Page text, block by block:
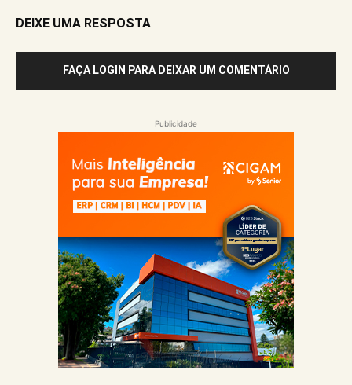
DEIXE UMA RESPOSTA
FAÇA LOGIN PARA DEIXAR UM COMENTÁRIO
Publicidade